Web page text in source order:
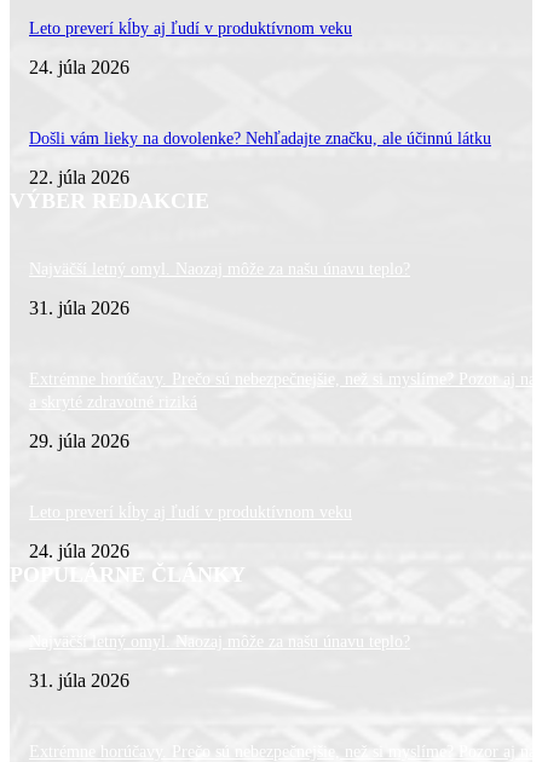
Leto preverí kĺby aj ľudí v produktívnom veku
24. júla 2026
Došli vám lieky na dovolenke? Nehľadajte značku, ale účinnú látku
22. júla 2026
VÝBER REDAKCIE
Najväčší letný omyl. Naozaj môže za našu únavu teplo?
31. júla 2026
Extrémne horúčavy. Prečo sú nebezpečnejšie, než si myslíme? Pozor aj
a skryté zdravotné riziká
29. júla 2026
Leto preverí kĺby aj ľudí v produktívnom veku
24. júla 2026
POPULÁRNE ČLÁNKY
Najväčší letný omyl. Naozaj môže za našu únavu teplo?
31. júla 2026
Extrémne horúčavy. Prečo sú nebezpečnejšie, než si myslíme? Pozor aj